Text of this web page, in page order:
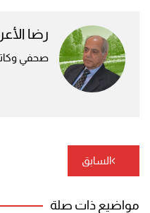
رضا
صحفي
تصفّح
المقالات
السابق
مواضيع ذات صلة